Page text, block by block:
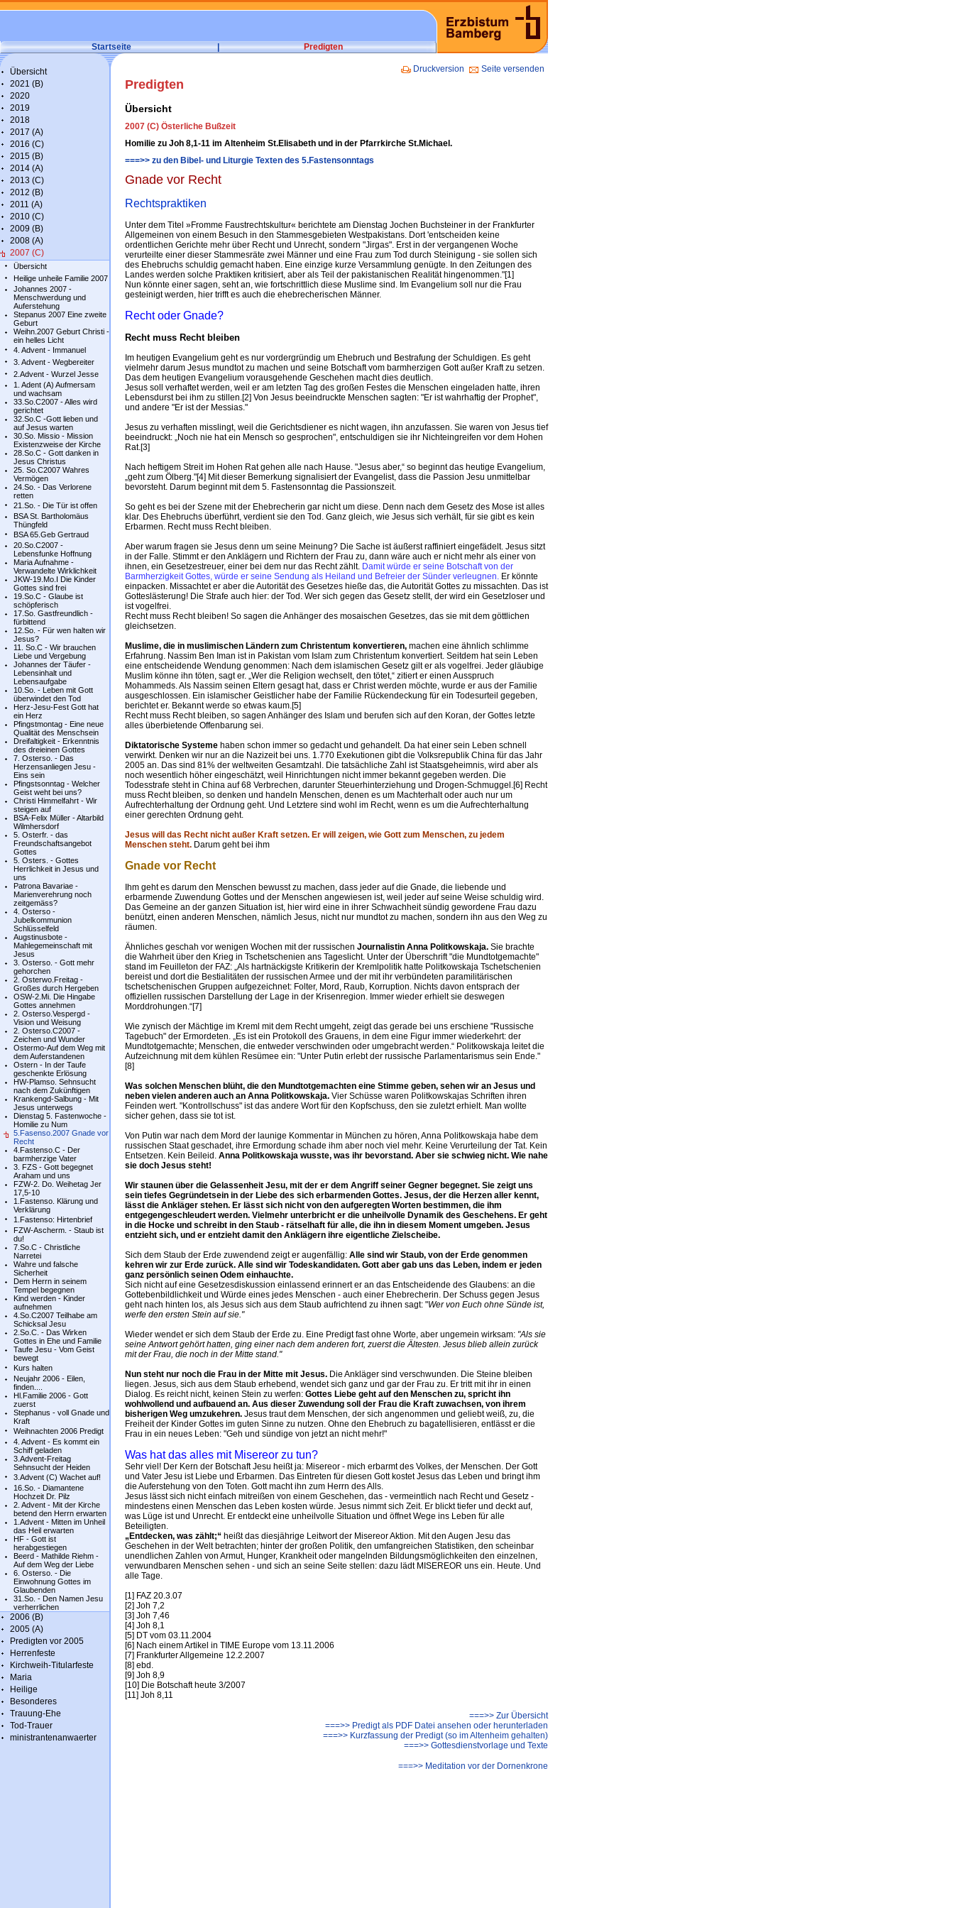
Startseite | Predigten
Übersicht
2021 (B)
2020
2019
2018
2017 (A)
2016 (C)
2015 (B)
2014 (A)
2013 (C)
2012 (B)
2011 (A)
2010 (C)
2009 (B)
2008 (A)
2007 (C)
Übersicht
Heilige unheile Familie 2007
Johannes 2007 -
Menschwerdung und
Auferstehung
Stepanus 2007 Eine zweite
Geburt
Weihn.2007 Geburt Christi -
ein helles Licht
4. Advent - Immanuel
3. Advent - Wegbereiter
2.Advent - Wurzel Jesse
1. Adent (A) Aufmersam
und wachsam
33.So.C2007 - Alles wird
gerichtet
32.So.C -Gott lieben und
auf Jesus warten
30.So. Missio - Mission
Existenzweise der Kirche
28.So.C - Gott danken in
Jesus Christus
25. So.C2007 Wahres
Vermögen
24.So. - Das Verlorene
retten
21.So. - Die Tür ist offen
BSA St. Bartholomäus
Thüngfeld
BSA 65.Geb Gertraud
20.So.C2007 -
Lebensfunke Hoffnung
Maria Aufnahme -
Verwandelte Wirklichkeit
JKW-19.Mo.I Die Kinder
Gottes sind frei
19.So.C - Glaube ist
schöpferisch
17.So. Gastfreundlich -
fürbittend
12.So. - Für wen halten wir
Jesus?
11. So.C - Wir brauchen
Liebe und Vergebung
Johannes der Täufer -
Lebensinhalt und
Lebensaufgabe
10.So. - Leben mit Gott
überwindet den Tod
Herz-Jesu-Fest Gott hat
ein Herz
Pfingstmontag - Eine neue
Qualität des Menschsein
Dreifaltigkeit - Erkenntnis
des dreieinen Gottes
7. Osterso. - Das
Herzensanliegen Jesu -
Eins sein
Pfingstsonntag - Welcher
Geist weht bei uns?
Christi Himmelfahrt - Wir
steigen auf
BSA-Felix Müller - Altarbild
Wilmhersdorf
5. Osterfr. - das
Freundschaftsangebot
Gottes
5. Osters. - Gottes
Herrlichkeit in Jesus und
uns
Patrona Bavariae -
Marienverehrung noch
zeitgemäss?
4. Osterso -
Jubelkommunion
Schlüsselfeld
Augstinusbote -
Mahlegemeinschaft mit
Jesus
3. Osterso. - Gott mehr
gehorchen
2. Osterwo.Freitag -
Großes durch Hergeben
OSW-2.Mi. Die Hingabe
Gottes annehmen
2. Osterso.Vespergd -
Vision und Weisung
2. Osterso.C2007 -
Zeichen und Wunder
Ostermo-Auf dem Weg mit
dem Auferstandenen
Ostern - In der Taufe
geschenkte Erlösung
HW-Plamso. Sehnsucht
nach dem Zukünftigen
Krankengd-Salbung - Mit
Jesus unterwegs
Dienstag 5. Fastenwoche -
Homilie zu Num
5.Fasenso.2007 Gnade vor
Recht
4.Fastenso.C - Der
barmherzige Vater
3. FZS - Gott begegnet
Araham und uns
FZW-2. Do. Weihetag Jer
17,5-10
1.Fastenso. Klärung und
Verklärung
1.Fastenso: Hirtenbrief
FZW-Ascherm. - Staub ist
du!
7.So.C - Christliche
Narretei
Wahre und falsche
Sicherheit
Dem Herrn in seinem
Tempel begegnen
Kind werden - Kinder
aufnehmen
4.So.C2007 Teilhabe am
Schicksal Jesu
2.So.C. - Das Wirken
Gottes in Ehe und Familie
Taufe Jesu - Vom Geist
bewegt
Kurs halten
Neujahr 2006 - Eilen,
finden....
Hl.Familie 2006 - Gott
zuerst
Stephanus - voll Gnade und
Kraft
Weihnachten 2006 Predigt
4. Advent - Es kommt ein
Schiff geladen
3.Advent-Freitag
Sehnsucht der Heiden
3.Advent (C) Wachet auf!
16.So. - Diamantene
Hochzeit Dr. Pilz
2. Advent - Mit der Kirche
betend den Herrn erwarten
1.Advent - Mitten im Unheil
das Heil erwarten
HF - Gott ist
herabgestiegen
Beerd - Mathilde Riehm -
Auf dem Weg der Liebe
6. Osterso. - Die
Einwohnung Gottes im
Glaubenden
31.So. - Den Namen Jesu
verherrlichen
2006 (B)
2005 (A)
Predigten vor 2005
Herrenfeste
Kirchweih-Titularfeste
Maria
Heilige
Besonderes
Trauung-Ehe
Tod-Trauer
ministrantenanwaerter
Druckversion Seite versenden
Predigten
Übersicht
2007 (C) Österliche Bußzeit
Homilie zu Joh 8,1-11 im Altenheim St.Elisabeth und in der Pfarrkirche St.Michael.
===>> zu den Bibel- und Liturgie Texten des 5.Fastensonntags
Gnade vor Recht
Rechtspraktiken
Unter dem Titel »Fromme Faustrechtskultur« berichtete am Dienstag Jochen Buchsteiner in der Frankfurter
Allgemeinen von einem Besuch in den Stammesgebieten Westpakistans. Dort 'entscheiden keine
ordentlichen Gerichte mehr über Recht und Unrecht, sondern "Jirgas". Erst in der vergangenen Woche
verurteilte einer dieser Stammesräte zwei Männer und eine Frau zum Tod durch Steinigung - sie sollen sich
des Ehebruchs schuldig gemacht haben. Eine einzige kurze Versammlung genügte. In den Zeitungen des
Landes werden solche Praktiken kritisiert, aber als Teil der pakistanischen Realität hingenommen."[1]
Nun könnte einer sagen, seht an, wie fortschrittlich diese Muslime sind. Im Evangelium soll nur die Frau
gesteinigt werden, hier trifft es auch die ehebrecherischen Männer.
Recht oder Gnade?
Recht muss Recht bleiben
Im heutigen Evangelium geht es nur vordergründig um Ehebruch und Bestrafung der Schuldigen. Es geht
vielmehr darum Jesus mundtot zu machen und seine Botschaft vom barmherzigen Gott außer Kraft zu setzen.
Das dem heutigen Evangelium vorausgehende Geschehen macht dies deutlich.
Jesus soll verhaftet werden, weil er am letzten Tag des großen Festes die Menschen eingeladen hatte, ihren
Lebensdurst bei ihm zu stillen.[2] Von Jesus beeindruckte Menschen sagten: "Er ist wahrhaftig der Prophet",
und andere "Er ist der Messias."
Jesus zu verhaften misslingt, weil die Gerichtsdiener es nicht wagen, ihn anzufassen. Sie waren von Jesus tief
beeindruckt: „Noch nie hat ein Mensch so gesprochen", entschuldigen sie ihr Nichteingreifen vor dem Hohen
Rat.[3]
Nach heftigem Streit im Hohen Rat gehen alle nach Hause. "Jesus aber,“ so beginnt das heutige Evangelium,
„geht zum Ölberg."[4] Mit dieser Bemerkung signalisiert der Evangelist, dass die Passion Jesu unmittelbar
bevorsteht. Darum beginnt mit dem 5. Fastensonntag die Passionszeit.
So geht es bei der Szene mit der Ehebrecherin gar nicht um diese. Denn nach dem Gesetz des Mose ist alles
klar. Des Ehebruchs überführt, verdient sie den Tod. Ganz gleich, wie Jesus sich verhält, für sie gibt es kein
Erbarmen. Recht muss Recht bleiben.
Aber warum fragen sie Jesus denn um seine Meinung? Die Sache ist äußerst raffiniert eingefädelt. Jesus sitzt
in der Falle. Stimmt er den Anklägern und Richtern der Frau zu, dann wäre auch er nicht mehr als einer von
ihnen, ein Gesetzestreuer, einer bei dem nur das Recht zählt. Damit würde er seine Botschaft von der
Barmherzigkeit Gottes, würde er seine Sendung als Heiland und Befreier der Sünder verleugnen. Er könnte
einpacken. Missachtet er aber die Autorität des Gesetzes hieße das, die Autorität Gottes zu missachten. Das ist
Gotteslästerung! Die Strafe auch hier: der Tod. Wer sich gegen das Gesetz stellt, der wird ein Gesetzloser und
ist vogelfrei.
Recht muss Recht bleiben! So sagen die Anhänger des mosaischen Gesetzes, das sie mit dem göttlichen
gleichsetzen.
Muslime, die in muslimischen Ländern zum Christentum konvertieren, machen eine ähnlich schlimme
Erfahrung. Nassim Ben Iman ist in Pakistan vom Islam zum Christentum konvertiert. Seitdem hat sein Leben
eine entscheidende Wendung genommen: Nach dem islamischen Gesetz gilt er als vogelfrei. Jeder gläubige
Muslim könne ihn töten, sagt er. „Wer die Religion wechselt, den tötet,“ zitiert er einen Ausspruch
Mohammeds. Als Nassim seinen Eltern gesagt hat, dass er Christ werden möchte, wurde er aus der Familie
ausgeschlossen. Ein islamischer Geistlicher habe der Familie Rückendeckung für ein Todesurteil gegeben,
berichtet er. Bekannt werde so etwas kaum.[5]
Recht muss Recht bleiben, so sagen Anhänger des Islam und berufen sich auf den Koran, der Gottes letzte
alles überbietende Offenbarung sei.
Diktatorische Systeme haben schon immer so gedacht und gehandelt. Da hat einer sein Leben schnell
verwirkt. Denken wir nur an die Nazizeit bei uns. 1.770 Exekutionen gibt die Volksrepublik China für das Jahr
2005 an. Das sind 81% der weltweiten Gesamtzahl. Die tatsächliche Zahl ist Staatsgeheimnis, wird aber als
noch wesentlich höher eingeschätzt, weil Hinrichtungen nicht immer bekannt gegeben werden. Die
Todesstrafe steht in China auf 68 Verbrechen, darunter Steuerhinterziehung und Drogen-Schmuggel.[6] Recht
muss Recht bleiben, so denken und handeln Menschen, denen es um Machterhalt oder auch nur um
Aufrechterhaltung der Ordnung geht. Und Letztere sind wohl im Recht, wenn es um die Aufrechterhaltung
einer gerechten Ordnung geht.
Jesus will das Recht nicht außer Kraft setzen. Er will zeigen, wie Gott zum Menschen, zu jedem
Menschen steht. Darum geht bei ihm
Gnade vor Recht
Ihm geht es darum den Menschen bewusst zu machen, dass jeder auf die Gnade, die liebende und
erbarmende Zuwendung Gottes und der Menschen angewiesen ist, weil jeder auf seine Weise schuldig wird.
Das Gemeine an der ganzen Situation ist, hier wird eine in ihrer Schwachheit sündig gewordene Frau dazu
benützt, einen anderen Menschen, nämlich Jesus, nicht nur mundtot zu machen, sondern ihn aus den Weg zu
räumen.
Ähnliches geschah vor wenigen Wochen mit der russischen Journalistin Anna Politkowskaja. Sie brachte
die Wahrheit über den Krieg in Tschetschenien ans Tageslicht. Unter der Überschrift "die Mundtotgemachte"
stand im Feuilleton der FAZ: „Als hartnäckigste Kritikerin der Kremlpolitik hatte Politkowskaja Tschetschenien
bereist und dort die Bestialitäten der russischen Armee und der mit ihr verbündeten paramilitärischen
tschetschenischen Gruppen aufgezeichnet: Folter, Mord, Raub, Korruption. Nichts davon entsprach der
offiziellen russischen Darstellung der Lage in der Krisenregion. Immer wieder erhielt sie deswegen
Morddrohungen.“[7]
Wie zynisch der Mächtige im Kreml mit dem Recht umgeht, zeigt das gerade bei uns erschiene "Russische
Tagebuch" der Ermordeten. „Es ist ein Protokoll des Grauens, in dem eine Figur immer wiederkehrt: der
Mundtotgemachte; Menschen, die entweder verschwinden oder umgebracht werden.“ Politkowskaja leitet die
Aufzeichnung mit dem kühlen Resümee ein: "Unter Putin erlebt der russische Parlamentarismus sein Ende."
[8]
Was solchen Menschen blüht, die den Mundtotgemachten eine Stimme geben, sehen wir an Jesus und
neben vielen anderen auch an Anna Politkowskaja. Vier Schüsse waren Politkowskajas Schriften ihren
Feinden wert. "Kontrollschuss" ist das andere Wort für den Kopfschuss, den sie zuletzt erhielt. Man wollte
sicher gehen, dass sie tot ist.
Von Putin war nach dem Mord der launige Kommentar in München zu hören, Anna Politkowskaja habe dem
russischen Staat geschadet, ihre Ermordung schade ihm aber noch viel mehr. Keine Verurteilung der Tat. Kein
Entsetzen. Kein Beileid. Anna Politkowskaja wusste, was ihr bevorstand. Aber sie schwieg nicht. Wie nahe
sie doch Jesus steht!
Wir staunen über die Gelassenheit Jesu, mit der er dem Angriff seiner Gegner begegnet. Sie zeigt uns
sein tiefes Gegründetsein in der Liebe des sich erbarmenden Gottes. Jesus, der die Herzen aller kennt,
lässt die Ankläger stehen. Er lässt sich nicht von den aufgeregten Worten bestimmen, die ihm
entgegengeschleudert werden. Vielmehr unterbricht er die unheilvolle Dynamik des Geschehens. Er geht
in die Hocke und schreibt in den Staub - rätselhaft für alle, die ihn in diesem Moment umgeben. Jesus
entzieht sich, und er entzieht damit den Anklägern ihre eigentliche Zielscheibe.
Sich dem Staub der Erde zuwendend zeigt er augenfällig: Alle sind wir Staub, von der Erde genommen
kehren wir zur Erde zurück. Alle sind wir Todeskandidaten. Gott aber gab uns das Leben, indem er jeden
ganz persönlich seinen Odem einhauchte.
Sich nicht auf eine Gesetzesdiskussion einlassend erinnert er an das Entscheidende des Glaubens: an die
Gottebenbildlichkeit und Würde eines jedes Menschen - auch einer Ehebrecherin. Der Schuss gegen Jesus
geht nach hinten los, als Jesus sich aus dem Staub aufrichtend zu ihnen sagt: "Wer von Euch ohne Sünde ist,
werfe den ersten Stein auf sie."
Wieder wendet er sich dem Staub der Erde zu. Eine Predigt fast ohne Worte, aber ungemein wirksam: "Als sie
seine Antwort gehört hatten, ging einer nach dem anderen fort, zuerst die Ältesten. Jesus blieb allein zurück
mit der Frau, die noch in der Mitte stand."
Nun steht nur noch die Frau in der Mitte mit Jesus. Die Ankläger sind verschwunden. Die Steine bleiben
liegen. Jesus, sich aus dem Staub erhebend, wendet sich ganz und gar der Frau zu. Er tritt mit ihr in einen
Dialog. Es reicht nicht, keinen Stein zu werfen: Gottes Liebe geht auf den Menschen zu, spricht ihn
wohlwollend und aufbauend an. Aus dieser Zuwendung soll der Frau die Kraft zuwachsen, von ihrem
bisherigen Weg umzukehren. Jesus traut dem Menschen, der sich angenommen und geliebt weiß, zu, die
Freiheit der Kinder Gottes im guten Sinne zu nutzen. Ohne den Ehebruch zu bagatellisieren, entlässt er die
Frau in ein neues Leben: "Geh und sündige von jetzt an nicht mehr!"
Was hat das alles mit Misereor zu tun?
Sehr viel! Der Kern der Botschaft Jesu heißt ja: Misereor - mich erbarmt des Volkes, der Menschen. Der Gott
und Vater Jesu ist Liebe und Erbarmen. Das Eintreten für diesen Gott kostet Jesus das Leben und bringt ihm
die Auferstehung von den Toten. Gott macht ihn zum Herrn des Alls.
Jesus lässt sich nicht einfach mitreißen von einem Geschehen, das - vermeintlich nach Recht und Gesetz -
mindestens einen Menschen das Leben kosten würde. Jesus nimmt sich Zeit. Er blickt tiefer und deckt auf,
was Lüge ist und Unrecht. Er entdeckt eine unheilvolle Situation und öffnet Wege ins Leben für alle
Beteiligten.
„Entdecken, was zählt;“ heißt das diesjährige Leitwort der Misereor Aktion. Mit den Augen Jesu das
Geschehen in der Welt betrachten; hinter der großen Politik, den umfangreichen Statistiken, den scheinbar
unendlichen Zahlen von Armut, Hunger, Krankheit oder mangelnden Bildungsmöglichkeiten den einzelnen,
verwundbaren Menschen sehen - und sich an seine Seite stellen: dazu lädt MISEREOR uns ein. Heute. Und
alle Tage.
[1] FAZ 20.3.07
[2] Joh 7,2
[3] Joh 7,46
[4] Joh 8,1
[5] DT vom 03.11.2004
[6] Nach einem Artikel in TIME Europe vom 13.11.2006
[7] Frankfurter Allgemeine 12.2.2007
[8] ebd.
[9] Joh 8,9
[10] Die Botschaft heute 3/2007
[11] Joh 8,11
===>> Zur Übersicht
===>> Predigt als PDF Datei ansehen oder herunterladen
===>> Kurzfassung der Predigt (so im Altenheim gehalten)
===>> Gottesdienstvorlage und Texte
===>> Meditation vor der Dornenkrone